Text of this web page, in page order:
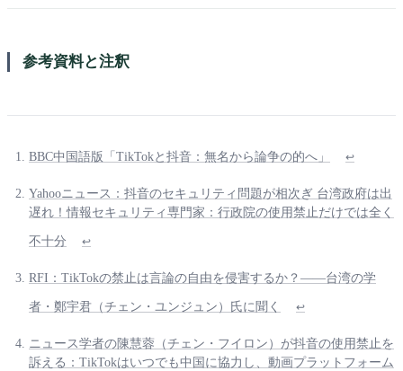
参考資料と注釈
BBC中国語版「TikTokと抖音：無名から論争の的へ」 ↩
Yahooニュース：抖音のセキュリティ問題が相次ぎ 台湾政府は出
遅れ！情報セキュリティ専門家：行政院の使用禁止だけでは全く
不十分 ↩
RFI：TikTokの禁止は言論の自由を侵害するか？――台湾の学
者・鄭宇君（チェン・ユンジュン）氏に聞く ↩
ニュース学者の陳慧蓉（チェン・フイロン）が抖音の使用禁止を
訴える：TikTokはいつでも中国に協力し、動画プラットフォーム